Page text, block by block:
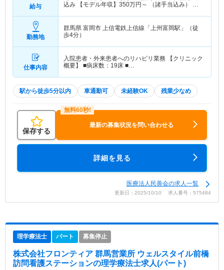
給与
込み 【モデル年収】 350万円～
（諸手当込み） 諸
勤務地
群馬県 富岡市 上信電鉄上信線「上州富岡駅」（徒
歩4分）
仕事内容
入院患者・外来患者へのリハビリ業務 【クリニック
概要】 ■病床数：19床 ■…
駅から徒歩5分以内 車通勤可 未経験OK 残業少なめ
保存する
最新の募集状況を問い合わせる
詳細を見る
医療法人民善会の求人一覧
更新日：2025/10/10 求人番号：575484
理学療法士 パート 募集停止
株式会社フロンティア 群馬営業所 ウェルスタイル前橋
訪問看護ステーションの理学療法士求人(パート)